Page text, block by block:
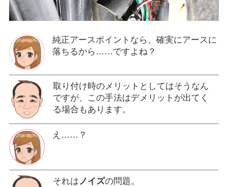
純正アースポイントなら、確実にアースに
落ちるから……ですよね？
取り付け時のメリットとしてはそうなん
ですが、この手法はデメリットが出てく
る場合もあります。
え……？
それは ノイズの問題。